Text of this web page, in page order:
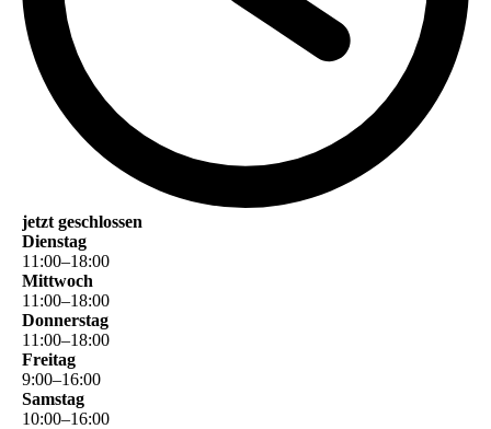
jetzt geschlossen
Dienstag
11 :00–18:00
Mittwoch
11 :00–18:00
Donnerstag
11 :00–18:00
Freitag
9:00–16:00
Samstag
10:00–16:00